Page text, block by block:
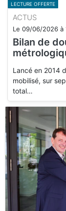
LECTURE OFFERTE
ACTUS
Le 09/06/2026 à
Bilan de
Lancé en 2014
mobilisé, sur
total…